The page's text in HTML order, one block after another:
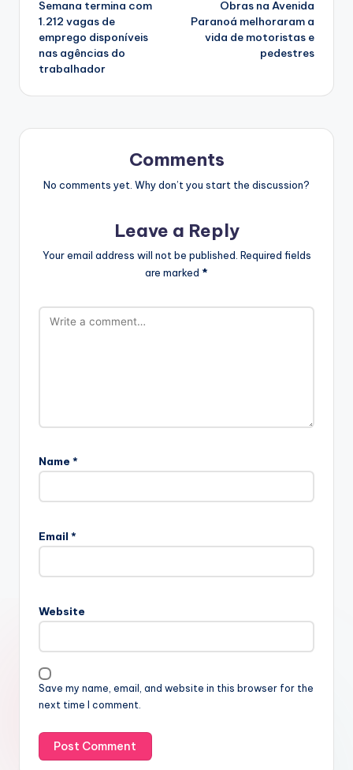
navigation
Semana termina com
1.212 vagas de
emprego disponíveis
nas agências do
trabalhador
Obras na Avenida
Paranoá melhoraram a
vida de motoristas e
pedestres
Comments
No comments yet. Why don’t you start the discussion?
Leave a Reply
Your email address will not be published. Required fields
are marked *
Name *
Email *
Website
Save my name, email, and website in this browser for the
next time I comment.